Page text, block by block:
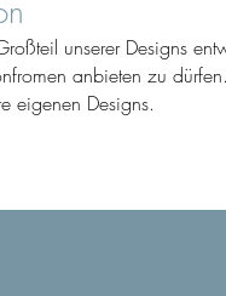
unserer Designs
anbieten zu dürfen.
eigenen Designs.